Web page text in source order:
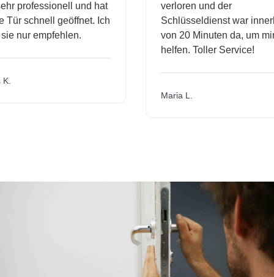
professionell und hat
schnell geöffnet. Ich
nur empfehlen.
verloren und der
Schlüsseldienst war
von 20 Minuten da, um mir
helfen. Toller Service!
Maria L.